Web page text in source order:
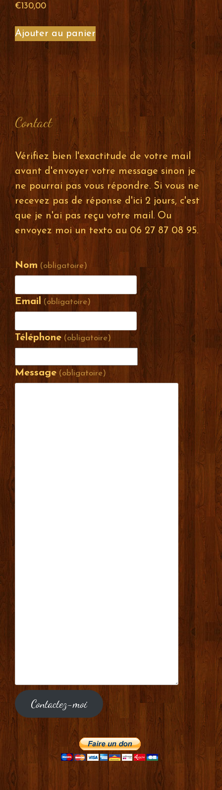
€130,00
Ajouter au panier
Contact
Vérifiez bien l'exactitude de votre mail
avant d'envoyer votre message sinon je
ne pourrai pas vous répondre. Si vous ne
recevez pas de réponse d'ici 2 jours, c'est
que je n'ai pas reçu votre mail. Ou
envoyez moi un texto au 06 27 87 08 95.
Nom (obligatoire)
Email (obligatoire)
Téléphone (obligatoire)
Message (obligatoire)
Contactez-moi